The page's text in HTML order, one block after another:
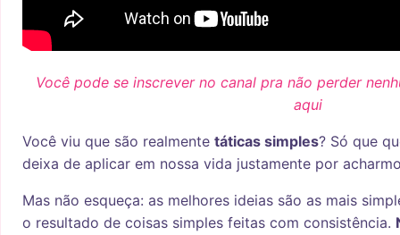
Você pode se inscrever no canal pra não perder
aqui
Você viu que são realmente táticas simples? Só que
deixa de aplicar em nossa vida justamente por
Mas não esqueça: as melhores ideias são as mais
o resultado de coisas simples feitas com consistência.